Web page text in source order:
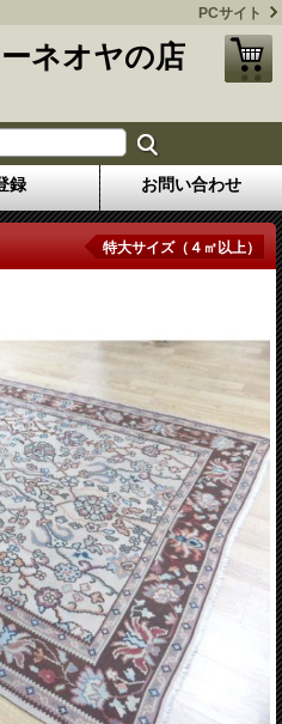
PCサイト
ネオヤの店
録 お問い合わせ
特大サイズ（４㎡以上）